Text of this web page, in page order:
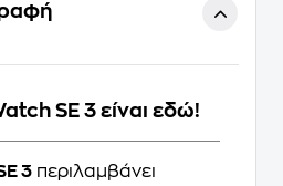
SE 3 είναι εδώ!
3 περιλαμβάνει